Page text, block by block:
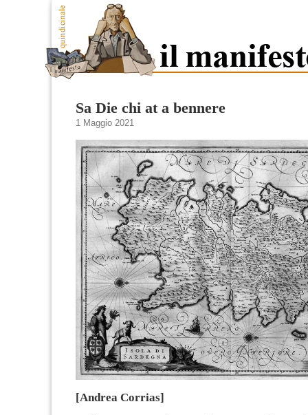
Sa Die chi at a bennere
1 Maggio 2021
[Andrea Corrias]